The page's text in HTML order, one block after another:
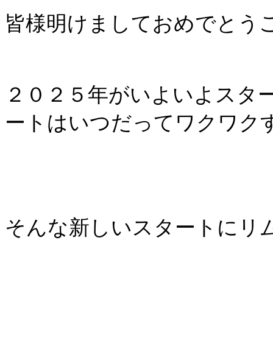
皆様明けましておめでとう
２０２５年がいよいよスタ
ートはいつだってワクワク
そんな新しいスタートにリ